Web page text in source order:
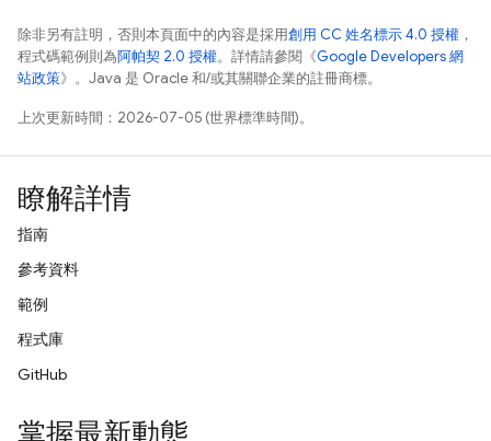
除非另有註明，否則本頁面中的內容是採用創用 CC 姓名標示 4.0 授權 ，
程式碼範例則為阿帕契 2.0 授權。詳情請參閱《Google Developers 網
站政策》。Java 是 Oracle 和/或其關聯企業的註冊商標。
上次更新時間：2026-07-05 (世界標準時間)。
瞭解詳情
指南
參考資料
範例
程式庫
GitHub
掌握最新動態